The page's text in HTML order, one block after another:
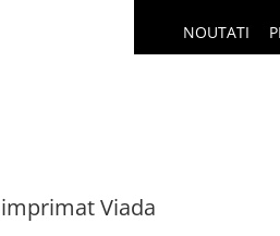
NOUTATI
Viada